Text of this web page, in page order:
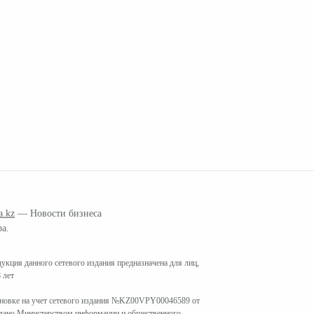
— Новости бизнеса
данного сетевого издания предназначена для лиц,
лет
на учет сетевого издания №KZ00VPY00046589 от